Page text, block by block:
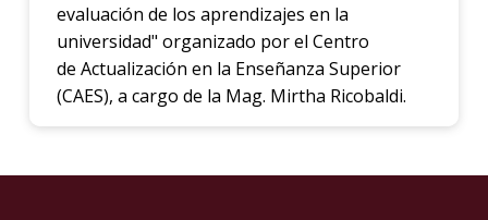
evaluación de los aprendizajes en la
universidad" organizado por el Centro
de Actualización en la Enseñanza Superior
(CAES), a cargo de la Mag. Mirtha Ricobaldi.